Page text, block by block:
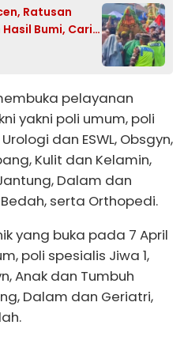
Ratusan
Bumi, Cari
pelayanan
yakni poli umum, poli
dan ESWL, Obsgyn,
Kulit dan Kelamin,
Dalam dan
serta Orthopedi.
yang buka pada 7 April
poli spesialis Jiwa 1,
Anak dan Tumbuh
Dalam dan Geriatri,